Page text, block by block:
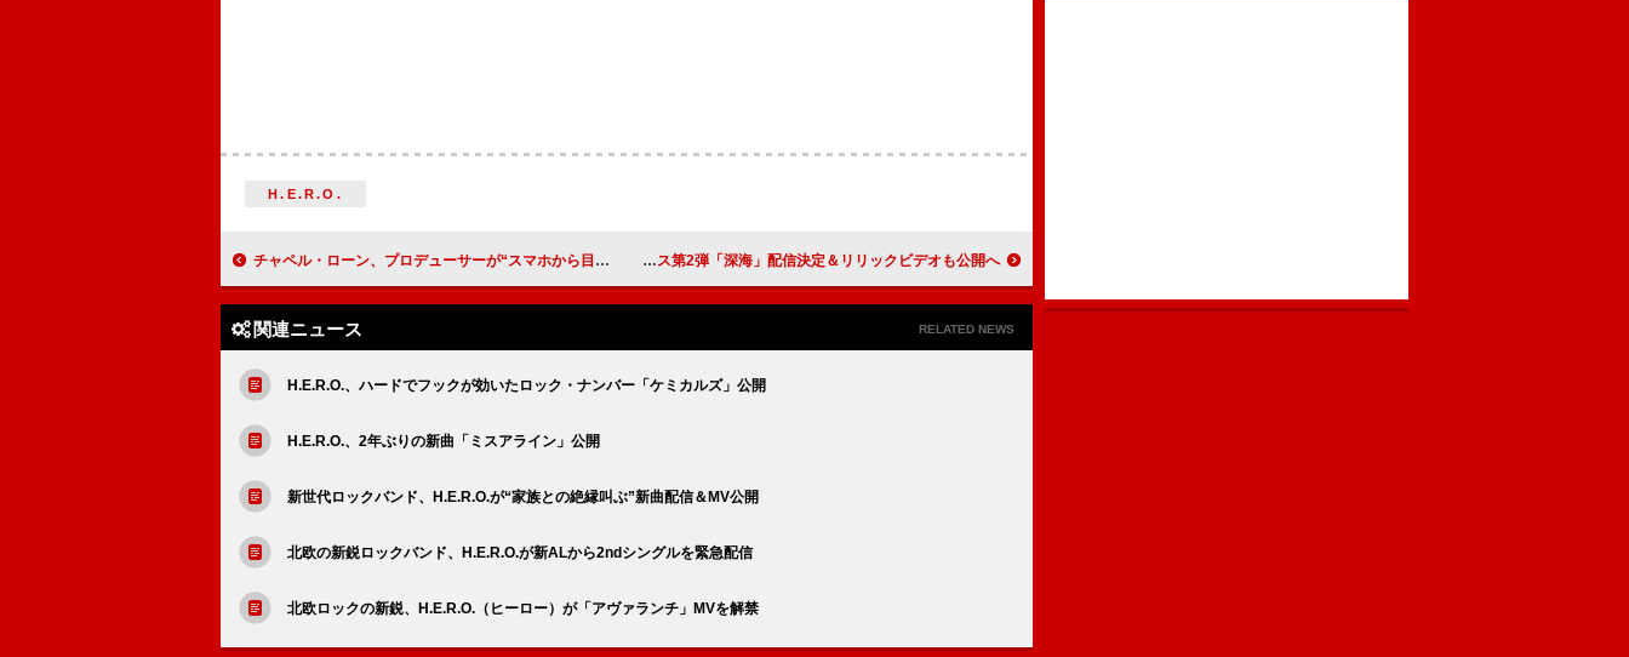
H.E.R.O.
チャペル・ローン、プロデューサーが“スマホから目を上げもしなかった”オーディションを回想 Awesome City Club、10作連続リリース第2弾「深海」配信決定＆リリックビデオも公開へ
関連ニュース RELATED NEWS
H.E.R.O.、ハードでフックが効いたロック・ナンバー「ケミカルズ」公開
H.E.R.O.、2年ぶりの新曲「ミスアライン」公開
新世代ロックバンド、H.E.R.O.が“家族との絶縁叫ぶ”新曲配信＆MV公開
北欧の新鋭ロックバンド、H.E.R.O.が新ALから2ndシングルを緊急配信
北欧ロックの新鋭、H.E.R.O.（ヒーロー）が「アヴァランチ」MVを解禁